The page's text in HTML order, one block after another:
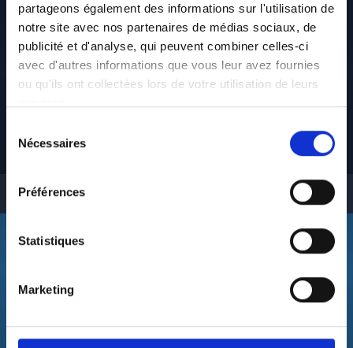
partageons également des informations sur l'utilisation de
notre site avec nos partenaires de médias sociaux, de
publicité et d'analyse, qui peuvent combiner celles-ci
avec d'autres informations que vous leur avez fournies
ou qu'ils ont collectées lors de votre utilisation de leurs
Nécessaires
Préférences
Statistiques
MarketingRetrouvez-nous sur les réseaux sociaux :